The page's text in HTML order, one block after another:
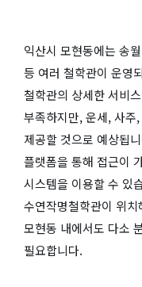
익산시 모현동에는 송
등 여러 철학관이 운영
철학관의 상세한 서비
부족하지만, 운세, 사주
제공할 것으로 예상됩
플랫폼을 통해 접근이
시스템을 이용할 수 있
수연작명철학관이 위
모현동 내에서도 다소
필요합니다.